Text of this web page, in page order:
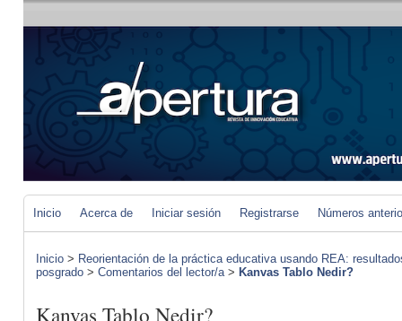
Inicio Acerca de Iniciar sesión Registrarse Números
Inicio > Reorientación de la práctica educativa usando REA:
posgrado > Comentarios del lector/a> Kanvas Tablo Nedir?
Kanvas Tablo Nedir?